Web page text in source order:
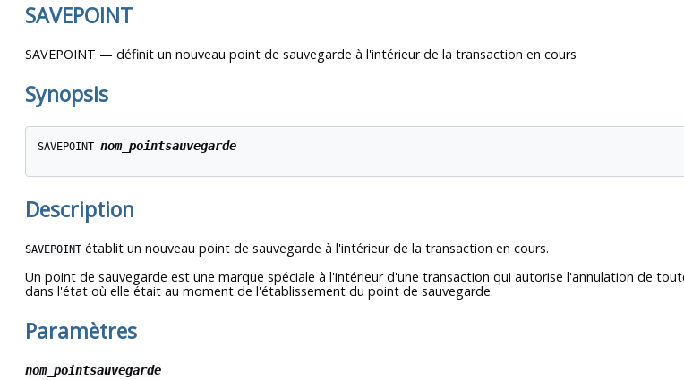
SAVEPOINT
SAVEPOINT — définit un nouveau point de sauvegarde à l'intérieur de la transaction en cours
Synopsis
SAVEPOINT nom_pointsauvegarde
Description
SAVEPOINT établit un nouveau point de sauvegarde à l'intérieur de la transaction en cours.
Un point de sauvegarde est une marque spéciale à l'intérieur d'une transaction qui autorise l'annulation de
dans l'état où elle était au moment de l'établissement du point de sauvegarde.
Paramètres
nom_pointsauvegarde